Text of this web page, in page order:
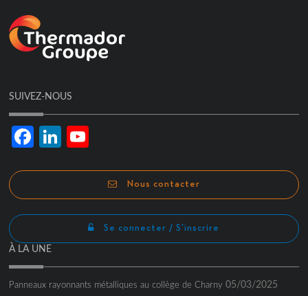
SUIVEZ-NOUS
FacebookLinkedIn
Nous contacter
Se connecter / S'inscrire
À LA UNE
Panneaux rayonnants métalliques au collège de Charny 05/03/2025